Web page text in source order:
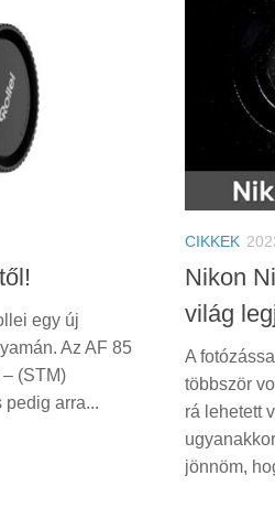
egy új
Az AF 85
(STM)
pedig arra...
CIKKEK
Nikon
világ
A
többször
rá lehetett
jönnöm,